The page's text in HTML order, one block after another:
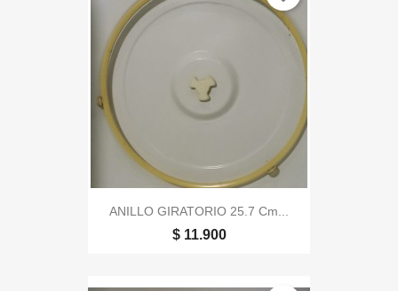
ANILLO GIRATORIO 25.7 Cm...
$ 11.900